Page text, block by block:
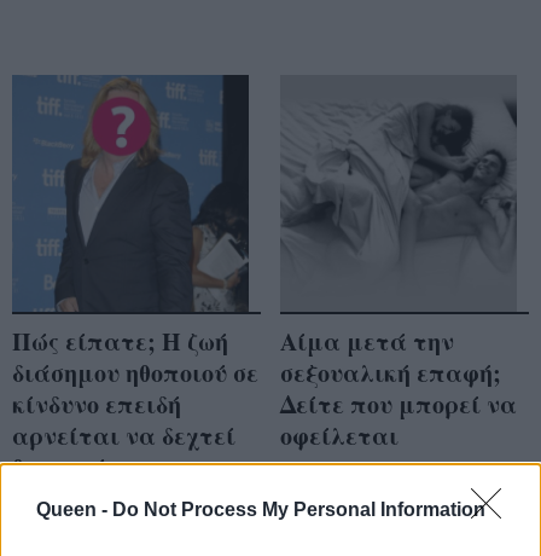
Queen - Do Not Process My Personal Information
Πώς είπατε; Η ζωή
διάσημου ηθοποιού σε
κίνδυνο επειδή
αρνείται να δεχτεί
θεραπεία
Αίμα μετά την
σεξουαλική επαφή;
Δείτε που μπορεί να
οφείλεται